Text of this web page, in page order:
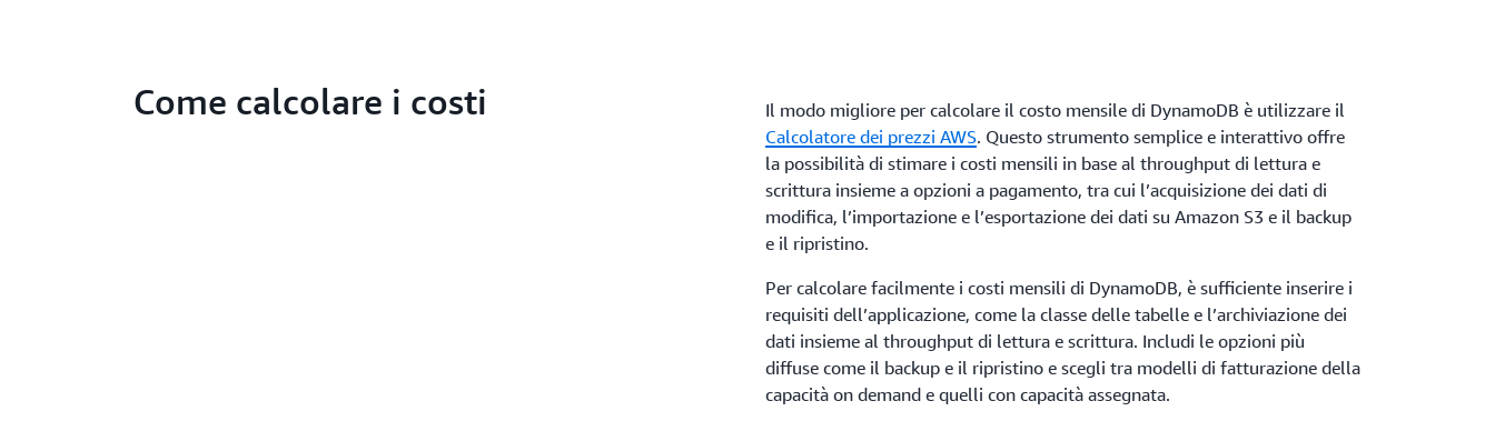
Come calcolare i costi
Il modo migliore per calcolare il costo mensile di DynamoDB è utilizzare il
Calcolatore dei prezzi AWS. Questo strumento semplice e interattivo offre
la possibilità di stimare i costi mensili in base al throughput di lettura e
scrittura insieme a opzioni a pagamento, tra cui l’acquisizione dei dati di
modifica, l’importazione e l’esportazione dei dati su Amazon S3 e il backup
e il ripristino.
Per calcolare facilmente i costi mensili di DynamoDB, è sufficiente inserire i
requisiti dell’applicazione, come la classe delle tabelle e l’archiviazione dei
dati insieme al throughput di lettura e scrittura. Includi le opzioni più
diffuse come il backup e il ripristino e scegli tra modelli di fatturazione della
capacità on demand e quelli con capacità assegnata.